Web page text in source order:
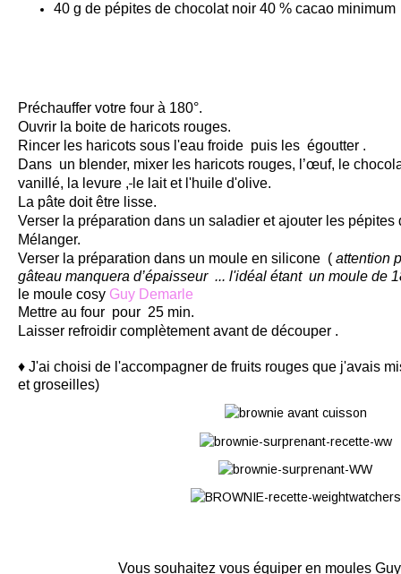
40 g de pépites de chocolat noir 40 % cacao minimum
Préchauffer votre four à 180°.
Ouvrir la boite de haricots rouges.
Rincer les haricots sous l'eau froide puis les égoutter .
Dans un blender, mixer les haricots rouges, l’œuf, le
vanillé, la levure , le lait et l'huile d'olive.
La pâte doit être lisse.
Verser la préparation dans un saladier et ajouter les pépites
Mélanger.
Verser la préparation dans un moule en silicone ( attention
gâteau manquera d’épaisseur ... l'idéal étant un moule de
le moule cosy Guy Demarle
Mettre au four pour 25 min.
Laisser refroidir complètement avant de découper .
♦ J'ai choisi de l'accompagner de fruits rouges que j'avais
et groseilles)
Vous souhaitez vous équiper en moules